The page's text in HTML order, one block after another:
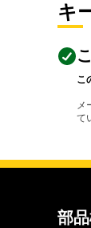
キ
こ
メ
て
部